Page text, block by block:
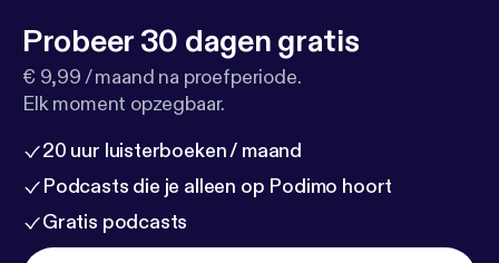
Probeer 30 dagen gratis
€ 9,99 / maand na proefperiode.
Elk moment opzegbaar.
20 uur luisterboeken / maand
Podcasts die je alleen op Podimo hoort
Gratis podcasts